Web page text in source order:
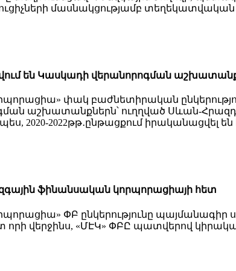
մասնակցությամբ
են Կասկադի վերանորոգման
փակ բաժնետիրական
աշխատանքներն՝ ուղղված Սևան-
2020-2022թթ․ընթացքում իրականացվել
ֆինանսական կորպորացիայի հետ
ՓԲ ընկերությունը
որի վերջինս, «ՄԷԿ» ՓԲԸ պատվերով